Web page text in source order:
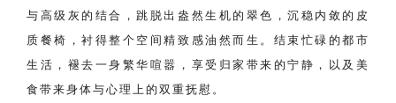
与高级灰的结合，跳脱出盎然生机的翠色，沉稳内敛的皮
质餐椅，衬得整个空间精致感油然而生。结束忙碌的都市
生活，褪去一身繁华喧嚣，享受归家带来的宁静，以及美
食带来身体与心理上的双重抚慰。